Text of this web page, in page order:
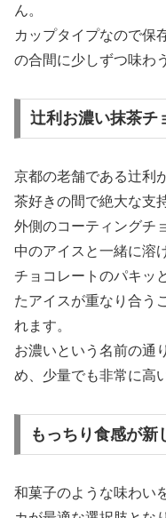
ん。
カップタイプなので保
の合間に少しずつ味わ
辻利お濃い抹茶チ
京都の老舗である辻利
茶好きの間で絶大な支
外側のコーティングチ
中のアイスと一緒に溶
チョコレートのパキッ
たアイスが重なり合う
れます。
お濃いという名前の通
め、少量でも非常に高
もっちり食感が新
和菓子のような味わい